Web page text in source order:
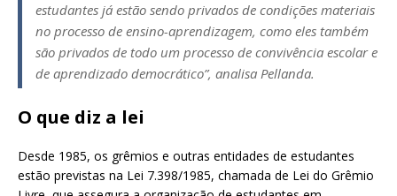
estudantes já estão sendo privados de condições materiais
no processo de ensino-aprendizagem, como eles também
são privados de todo um processo de convivência escolar e
de aprendizado democrático”, analisa Pellanda.
O que diz a lei
Desde 1985, os grêmios e outras entidades de estudantes
estão previstas na Lei 7.398/1985, chamada de Lei do Grêmio